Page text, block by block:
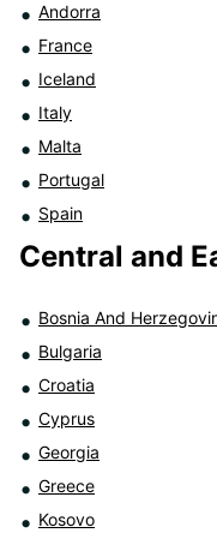
Andorra
France
Iceland
Italy
Malta
Portugal
Spain
Central and
Bosnia And
Bulgaria
Croatia
Cyprus
Georgia
Greece
Kosovo